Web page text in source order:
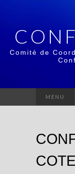
Comité de
MENU